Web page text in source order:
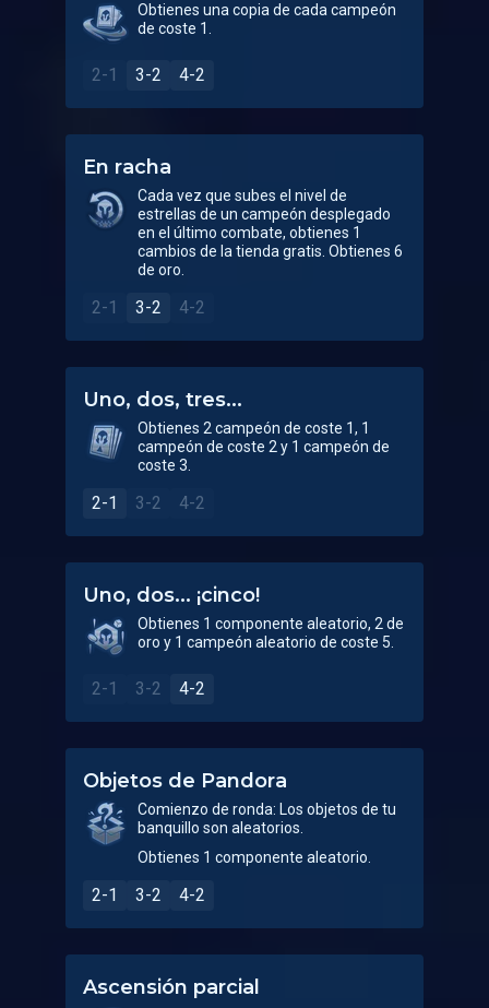
Obtienes una copia de cada campeón
de coste 1.
2-1 3-2 4-2
En racha
Cada vez que subes el nivel de
estrellas de un campeón desplegado
en el último combate, obtienes 1
cambios de la tienda gratis. Obtienes 6
de oro.
2-1 3-2 4-2
Uno, dos, tres...
Obtienes 2 campeón de coste 1, 1
campeón de coste 2 y 1 campeón de
coste 3.
2-1 3-2 4-2
Uno, dos... ¡cinco!
Obtienes 1 componente aleatorio, 2 de
oro y 1 campeón aleatorio de coste 5.
2-1 3-2 4-2
Objetos de Pandora
Comienzo de ronda: Los objetos de tu
banquillo son aleatorios.
Obtienes 1 componente aleatorio.
2-1 3-2 4-2
Ascensión parcial